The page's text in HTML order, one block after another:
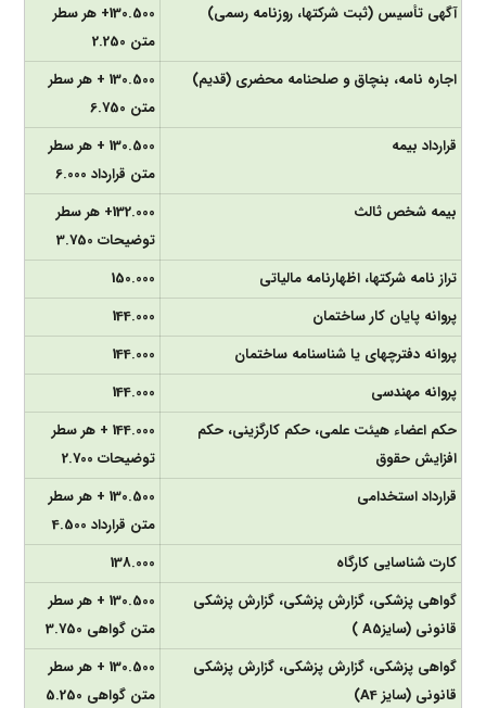
آگهی تأسیس (ثبت شرکت­ها، روزنامه رسمی)
130.500+ هر سطر
متن 2.250
اجاره نامه، بنچاق و صلحنامه محضری (قدیم)
130.500 + هر سطر
متن 6.750
قرارداد بیمه
130.500 + هر سطر
متن قرارداد 6.000
بیمه شخص ثالث
132.000+ هر سطر
توضیحات 3.750
تراز نامه شرکت­ها، اظهارنامه مالیاتی
150.000
پروانه پایان کار ساختمان
144.000
پروانه دفترچه­ای یا شناسنامه ساختمان
144.000
پروانه مهندسی
144.000
حکم اعضاء هیئت علمی، حکم کارگزینی، حکم
افزایش حقوق
144.000 + هر سطر
توضیحات 2.700
قرارداد استخدامی
130.500 + هر سطر
متن قرارداد 4.500
کارت شناسایی کارگاه
138.000
گواهی پزشکی، گزارش پزشکی، گزارش پزشکی
قانونی (سایزA5 )
130.500 + هر سطر
متن گواهی 3.750
گواهی پزشکی، گزارش پزشکی، گزارش پزشکی
قانونی (سایز A4)
130.500 + هر سطر
متن گواهی 5.250